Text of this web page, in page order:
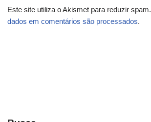
Este site utiliza o Akismet para reduzir spam.
dados em comentários são processados.